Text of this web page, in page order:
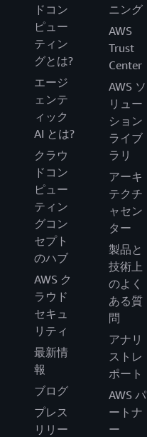
ドコン
ピュー
ティン
グとは?
エージ
ェンテ
ィック
AI とは?
クラウ
ドコン
ピュー
ティン
グコン
セプト
のハブ
AWS ク
ラウド
セキュ
リティ
最新情
報
ブログ
プレス
リリー
ニング
AWS
Trust
Center
AWS ソ
リュー
ション
ライブ
ラリ
アーキ
テクチ
ャセン
ター
製品と
技術上
のよく
ある質
問
アナリ
ストレ
ポート
AWS パ
ートナ
ー